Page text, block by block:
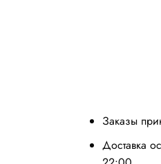
Заказы
Доставка